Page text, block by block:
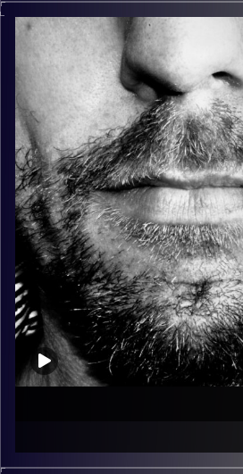
בלוז, bluegrass, ג'אז, Fאנק, פרוגרסיב ואפילו אלקטרוניקה.
David
של הופעות חיות. הרבה ג'אם, רוק,